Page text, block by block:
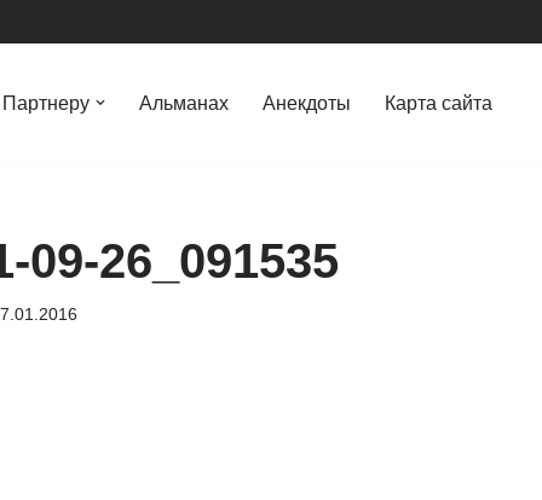
Партнеру Альманах Анекдоты Карта сайта
09-26_091535